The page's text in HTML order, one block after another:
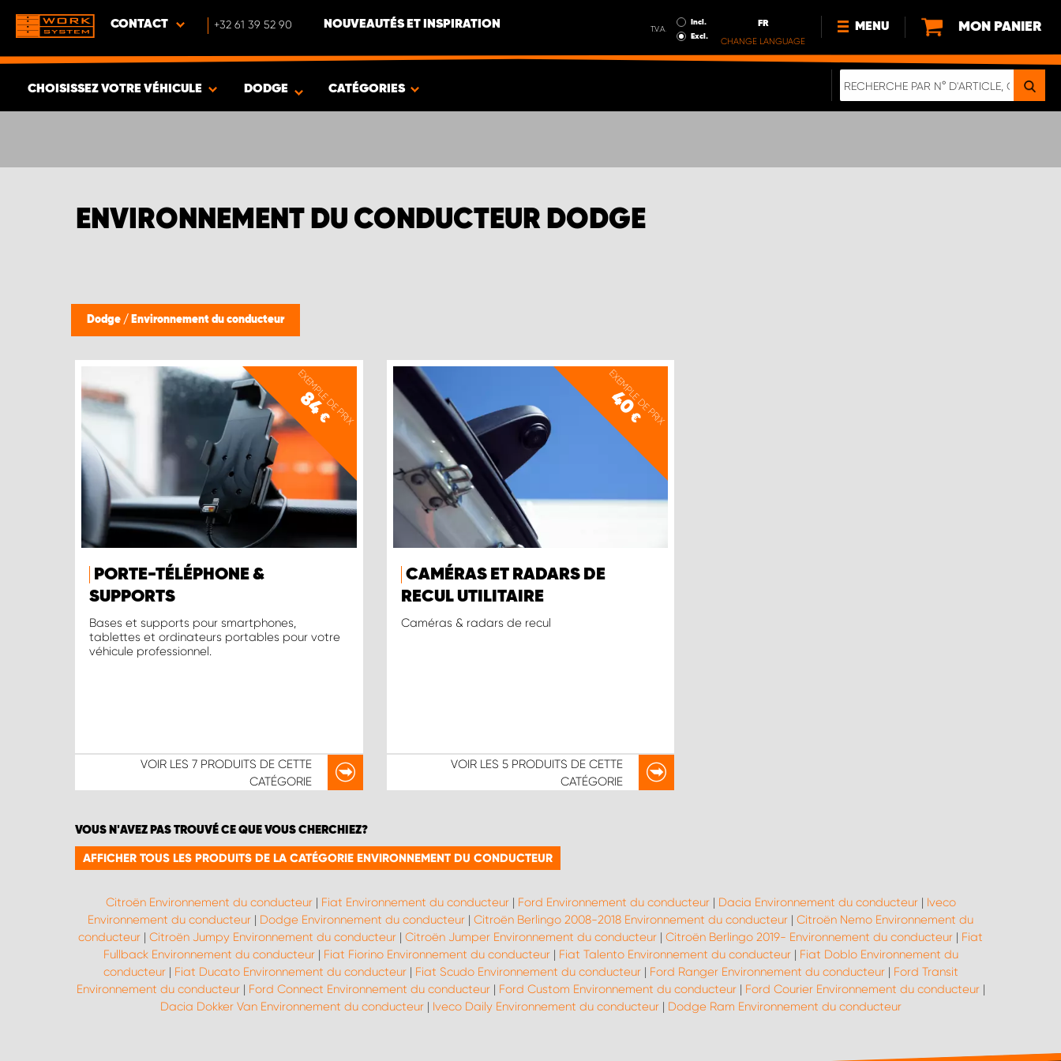
CONTACT +32 61 39 52 90 NOUVEAUTÉS ET INSPIRATION T.V.A.
Incl.
Excl.
FR
CHANGE LANGUAGE
MENU
NOUVEAUTÉS
MON PANIER
CHOISISSEZ VOTRE VÉHICULE DODGE CATÉGORIES
ENVIRONNEMENT DU CONDUCTEUR DODGE
Dodge / Environnement du conducteur
EXEMPLE DE PRIX
84
€
PORTE-TÉLÉPHONE &
SUPPORTS
Bases et supports pour smartphones,
tablettes et ordinateurs portables pour votre
véhicule professionnel.
VOIR LES 7 PRODUITS DE CETTE
CATÉGORIE
EXEMPLE DE PRIX
40
€
CAMÉRAS ET RADARS DE
RECUL UTILITAIRE
Caméras & radars de recul
VOIR LES5 PRODUITS DE CETTE
CATÉGORIE
VOUS N'AVEZ PAS TROUVÉ CE QUE VOUS CHERCHIEZ?
AFFICHER TOUS LES PRODUITS DE LA CATÉGORIE ENVIRONNEMENT DU CONDUCTEUR
Citroën Environnement du conducteur| Fiat Environnement du conducteur| Ford Environnement du conducteur| Dacia Environnement du conducteur| Iveco
Environnement du conducteur | Dodge Environnement du conducteur | Citroën Berlingo 2008-2018 Environnement du conducteur | Citroën Nemo Environnement du
conducteur | Citroën Jumpy Environnement du conducteur | Citroën Jumper Environnement du conducteur | Citroën Berlingo 2019- Environnement du conducteur | Fiat
Fullback Environnement du conducteur| Fiat Fiorino Environnement du conducteur| Fiat Talento Environnement du conducteur| Fiat Doblo Environnement du
conducteur| Fiat Ducato Environnement du conducteur| Fiat Scudo Environnement du conducteur| Ford Ranger Environnement du conducteur| Ford Transit
Environnement du conducteur| Ford Connect Environnement du conducteur| Ford Custom Environnement du conducteur| Ford Courier Environnement du conducteur|
Dacia Dokker Van Environnement du conducteur| Iveco Daily Environnement du conducteur| Dodge Ram Environnement du conducteur